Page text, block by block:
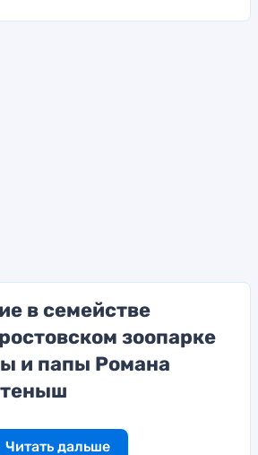
в семействе
зоопарке
и папы Романа
Читать дальше